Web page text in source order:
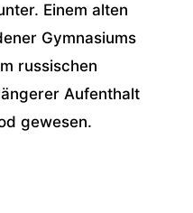
Einem alten
Gymnasiums
russischen
Aufenthalt
gewesen.